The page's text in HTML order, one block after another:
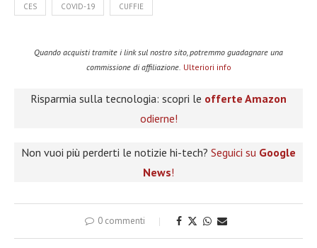
CES COVID-19 CUFFIE
Quando acquisti tramite i link sul nostro sito, potremmo guadagnare una
commissione di affiliazione. Ulteriori info
Risparmia sulla tecnologia: scopri le offerte Amazon
odierne!
Non vuoi più perderti le notizie hi-tech? Seguici su Google
News!
0 commenti